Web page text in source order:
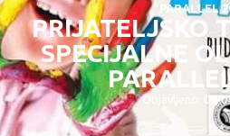
PARALLEL
PRIJATELJSKO
SPECIJALNE
Objavljeno: 08/